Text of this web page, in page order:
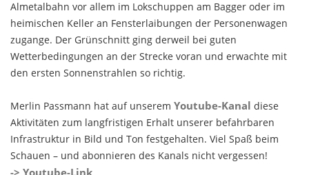
Almetalbahn vor allem im Lokschuppen am Bagger oder im
heimischen Keller an Fensterlaibungen der Personenwagen
zugange. Der Grünschnitt ging derweil bei guten
Wetterbedingungen an der Strecke voran und erwachte mit
den ersten Sonnenstrahlen so richtig.
Merlin Passmann hat auf unserem Youtube-Kanal diese
Aktivitäten zum langfristigen Erhalt unserer befahrbaren
Infrastruktur in Bild und Ton festgehalten. Viel Spaß beim
Schauen – und abonnieren des Kanals nicht vergessen!
-> Youtube-Link